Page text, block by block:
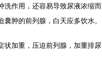
洗作用，还容易导致尿液浓缩
肿的前列腺，白天应多饮水。
加重，压迫前列腺，加重排尿